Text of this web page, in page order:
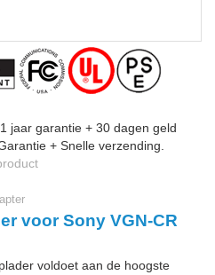
jaar garantie + 30 dagen geld
+ Snelle verzending.
voor Sony VGN-CR
voldoet aan de hoogste